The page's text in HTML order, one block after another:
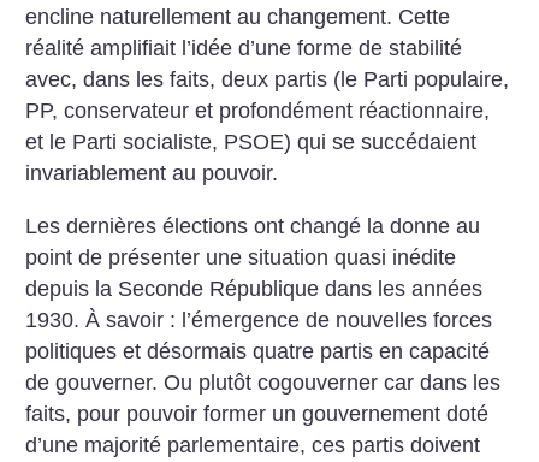
encline naturellement au changement. Cette
réalité amplifiait l’idée d’une forme de stabilité
avec, dans les faits, deux partis (le Parti populaire,
PP, conservateur et profondément réactionnaire,
et le Parti socialiste, PSOE) qui se succédaient
invariablement au pouvoir.
Les dernières élections ont changé la donne au
point de présenter une situation quasi inédite
depuis la Seconde République dans les années
1930. À savoir : l’émergence de nouvelles forces
politiques et désormais quatre partis en capacité
de gouverner. Ou plutôt cogouverner car dans les
faits, pour pouvoir former un gouvernement doté
d’une majorité parlementaire, ces partis doivent